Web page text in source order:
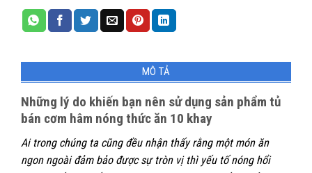
MÔ TẢ
Những lý do khiến bạn nên sử dụng sản phẩm tủ
bán cơm hâm nóng thức ăn 10 khay
Ai trong chúng ta cũng đều nhận thấy rằng một món ăn
ngon ngoài đảm bảo được sự tròn vị thì yếu tố nóng hổi